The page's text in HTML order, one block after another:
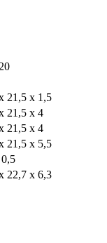
21,5 x 1,5
21,5 x 4
21,5 x 4
21,5 x 5,5
22,7 x 6,3